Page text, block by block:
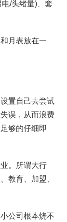
/头绪量)、套
月表放在一
置自己去尝试
误，从而浪费
够的仔细即
。所谓大行
教育、加盟、
公司根本烧不